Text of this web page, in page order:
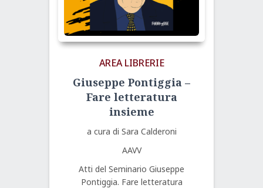
AREA LIBRERIE
Giuseppe Pontiggia –
Fare letteratura
insieme
a cura di Sara Calderoni
AAVV
Atti del Seminario Giuseppe
Pontiggia. Fare letteratura